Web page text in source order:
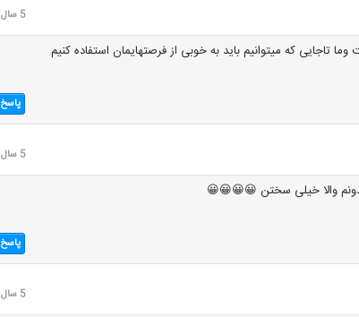
5 سال قبل
وما تاجایی که میتوانیم باید به خوبی از فرصتهایمان استفاده کنیم
پاسخ
5 سال قبل
والا خیلی سختن 😀😀😀😀
پاسخ
5 سال قبل